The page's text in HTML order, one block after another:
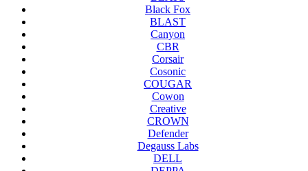
Black Fox
BLAST
Canyon
CBR
Corsair
Cosonic
COUGAR
Cowon
Creative
CROWN
Defender
Degauss Labs
DELL